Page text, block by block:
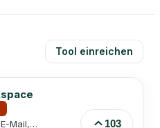
Tool einreichen
Mail,
103